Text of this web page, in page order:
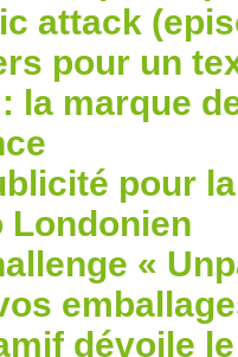
attack
pour un
la marque
pour
Londonien
«
dévoile